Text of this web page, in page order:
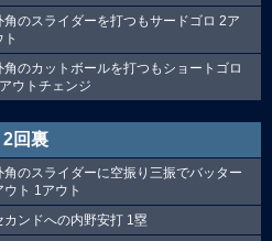
角のスライダーを打つもサードゴロ 2ア
ト
角のカットボールを打つもショートゴロ
ウトチェンジ
2回裏
角のスライダーに空振り三振でバッター
ウト 1アウト
カンドへの内野安打 1塁